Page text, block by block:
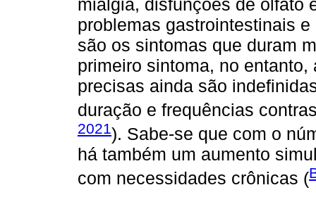
mialgia, disfunções de olfato
problemas gastrointestinais
são os sintomas que duram
primeiro sintoma, no
precisas ainda são
duração e frequências
2021). Sabe-se que com o
há também um aumento
com necessidades crônicas (